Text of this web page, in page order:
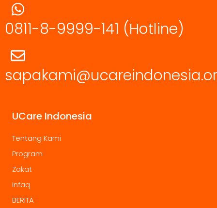
0811-8-9999-141 (Hotline)
UCare Indonesia
Tentang Kami
Program
Zakat
Infaq
BERITA